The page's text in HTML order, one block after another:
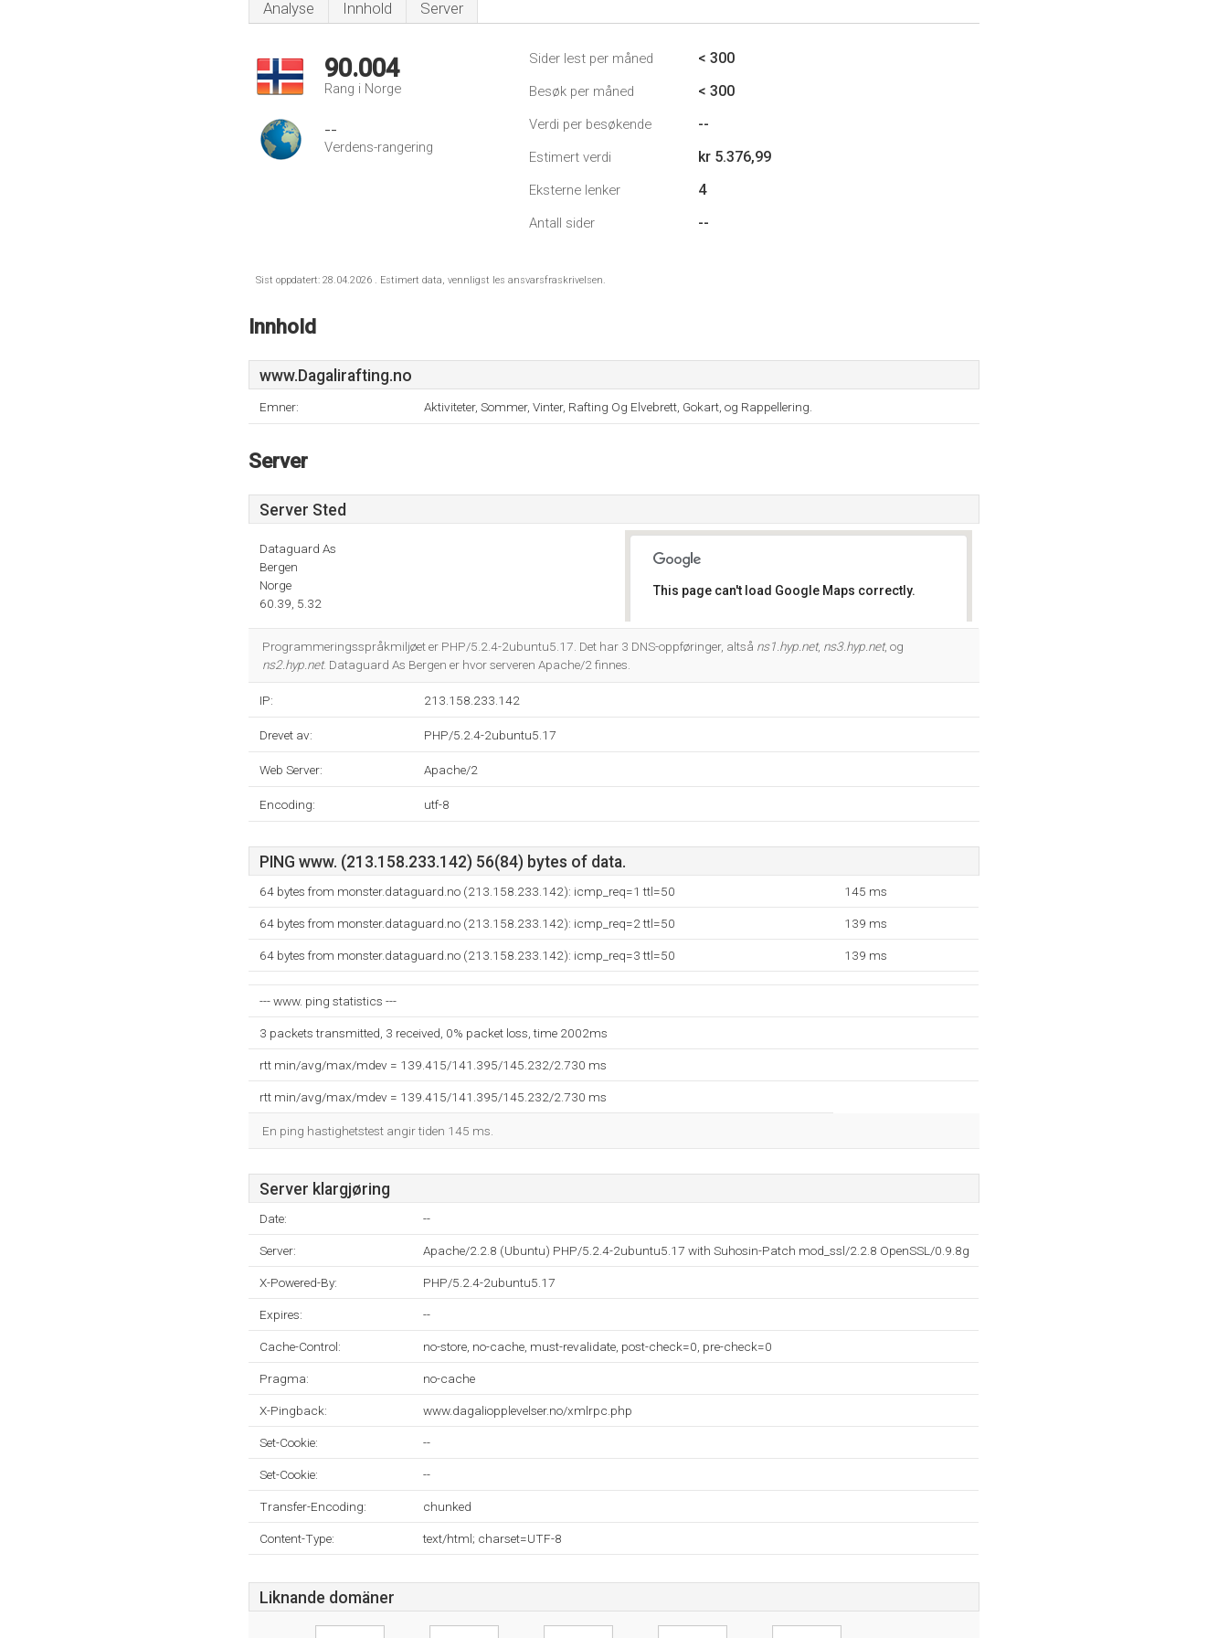
Analyse Innhold Server
90.004
Rang i Norge
--
Verdens-rangering
Sider lest per måned < 300
Besøk per måned < 300
Verdi per besøkende --
Estimert verdi kr 5.376,99
Eksterne lenker 4
Antall sider --
Sist oppdatert: 28.04.2026 . Estimert data, vennligst les ansvarsfraskrivelsen.
Innhold
www.Dagalirafting.no
Emner: Aktiviteter, Sommer, Vinter, Rafting Og Elvebrett, Gokart, og Rappellering.
Server
Server Sted
Dataguard As
Bergen
Norge
60.39, 5.32
This page can't load Google Maps correctly.
Do you own this website?
Programmeringsspråkmiljøet er PHP/5.2.4-2ubuntu5.17. Det har 3 DNS-oppføringer, altså ns1.hyp.net, ns3.hyp.net, og
ns2.hyp.net. Dataguard As Bergen er hvor serveren Apache/2 finnes.
IP: 213.158.233.142
Drevet av: PHP/5.2.4-2ubuntu5.17
Web Server: Apache/2
Encoding: utf-8
PING www. (213.158.233.142) 56(84) bytes of data.
64 bytes from monster.dataguard.no (213.158.233.142): icmp_req=1 ttl=50 145 ms
64 bytes from monster.dataguard.no (213.158.233.142): icmp_req=2 ttl=50 139 ms
64 bytes from monster.dataguard.no (213.158.233.142): icmp_req=3 ttl=50 139 ms
--- www. ping statistics ---
3 packets transmitted, 3 received, 0% packet loss, time 2002ms
rtt min/avg/max/mdev = 139.415/141.395/145.232/2.730 ms
rtt min/avg/max/mdev = 139.415/141.395/145.232/2.730 ms
En ping hastighetstest angir tiden 145 ms.
Server klargjøring
Date: --
Server: Apache/2.2.8 (Ubuntu) PHP/5.2.4-2ubuntu5.17 with Suhosin-Patch mod_ssl/2.2.8 OpenSSL/0.9.8g
X-Powered-By: PHP/5.2.4-2ubuntu5.17
Expires: --
Cache-Control: no-store, no-cache, must-revalidate, post-check=0, pre-check=0
Pragma: no-cache
X-Pingback: www.dagaliopplevelser.no/xmlrpc.php
Set-Cookie: --
Set-Cookie: --
Transfer-Encoding: chunked
Content-Type: text/html; charset=UTF-8
Liknande domäner